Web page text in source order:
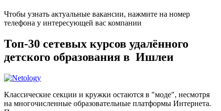
Чтобы узнать актуальные вакансии, нажмите на номер
телефона у интересующей вас компании
Топ-30 сетевых курсов удалённого
детского образования в Ишлеи
Классические секции и кружки остаются в "моде", несмотря
на многочисленные образовательные платформы Интернета.